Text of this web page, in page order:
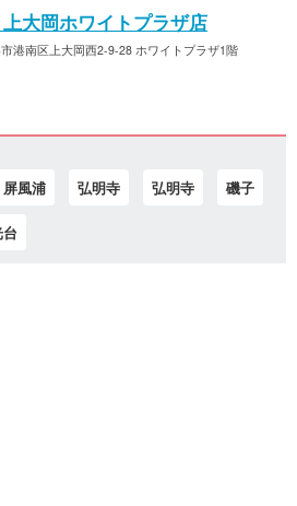
大岡ホワイトプラザ店
港南区上大岡西2-9-28 ホワイトプラザ1階
屏風浦 弘明寺 弘明寺 磯子